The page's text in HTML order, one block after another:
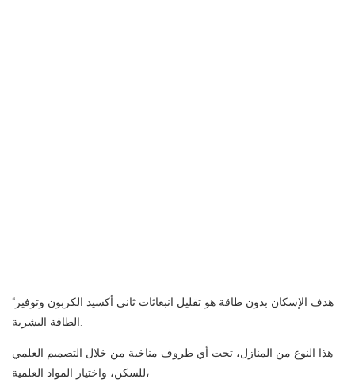
“هدف الإسكان بدون طاقة هو تقليل انبعاثات ثاني أكسيد الكربون وتوفير
الطاقة البشرية.
هذا النوع من المنازل، تحت أي ظروف مناخية من خلال التصميم العلمي
للسكن، واختيار المواد العلمية،